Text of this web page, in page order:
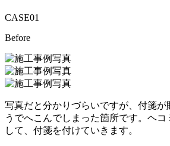
CASE01
Before
写真だと分かりづらいですが、付箋が
うでへこんでしまった箇所です。ヘ
して、付箋を付けていきます。